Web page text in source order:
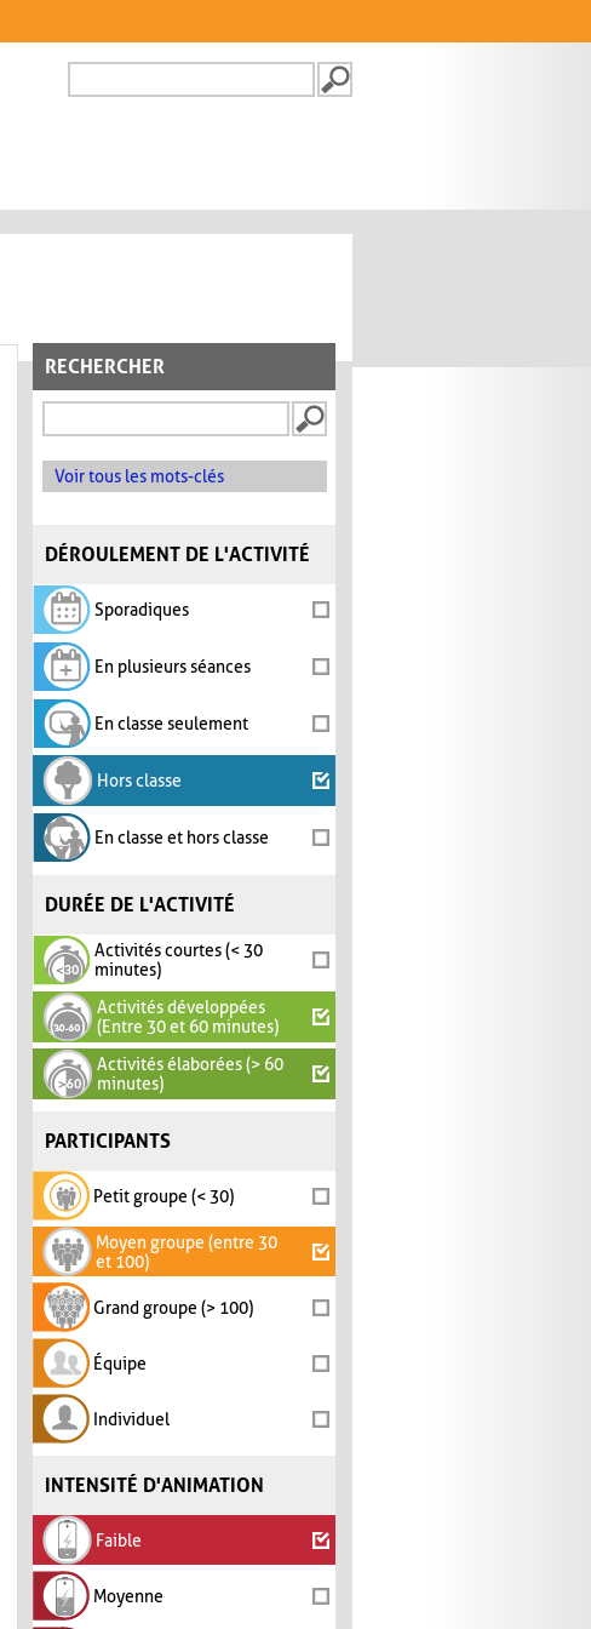
FORMULAIRE DE
RECHERCHER
Voir tous les mots-clés
DÉROULEMENT DE L'ACTIVITÉ
Sporadiques
En plusieurs séances
En classe seulement
Hors classe
En classe et hors classe
DURÉE DE L'ACTIVITÉ
Activités courtes (< 30
minutes)
Activités développées
(Entre 30 et 60 minutes)
Activités élaborées (> 60
minutes)
PARTICIPANTS
Petit groupe (< 30)
Moyen groupe (entre 30
et 100)
Grand groupe (> 100)
Équipe
Individuel
INTENSITÉ D'ANIMATION
Faible
Moyenne